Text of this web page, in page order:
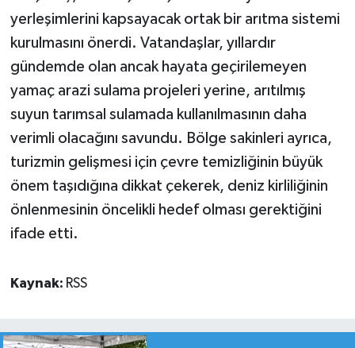
yerleşimlerini kapsayacak ortak bir arıtma sistemi
kurulmasını önerdi. Vatandaşlar, yıllardır
gündemde olan ancak hayata geçirilemeyen
yamaç arazi sulama projeleri yerine, arıtılmış
suyun tarımsal sulamada kullanılmasının daha
verimli olacağını savundu. Bölge sakinleri ayrıca,
turizmin gelişmesi için çevre temizliğinin büyük
önem taşıdığına dikkat çekerek, deniz kirliliğinin
önlenmesinin öncelikli hedef olması gerektiğini
ifade etti.
Kaynak: RSS